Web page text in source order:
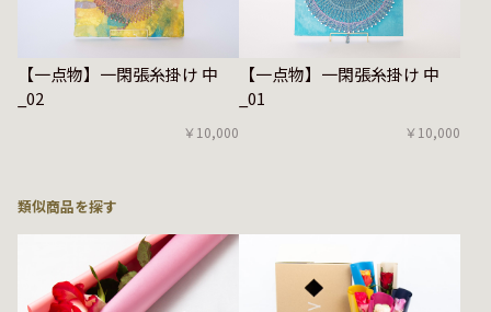
【一点物】一閑張糸掛け 中
_02
￥10,000
【一点物】一閑張糸掛け 中
_01
￥10,000
類似商品を探す